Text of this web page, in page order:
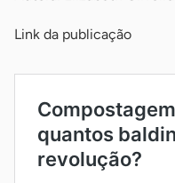
Link da publicação